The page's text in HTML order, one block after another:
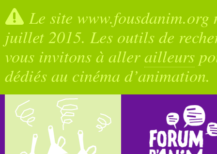
Le site
juillet 2015. Les outils de
vous invitons à allerailleurs
dédiés au cinéma d’animation.